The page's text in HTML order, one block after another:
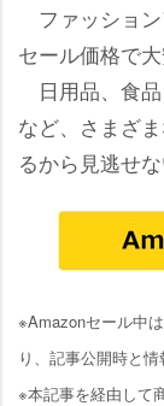
ファッショ
セール価格で大
日用品、食
など、さまざ
るから見逃せな
※Amazonセール中
り、記事公開時と情
※本記事を経由して